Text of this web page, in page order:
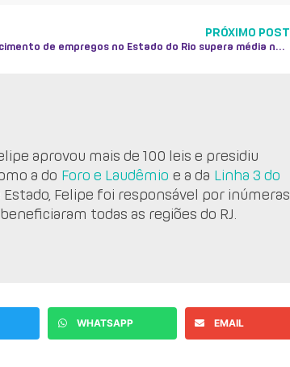
PRÓXIMO POST
Crescimento de empregos no Estado do Rio supera média nacional
aprovou mais de 100 leis e presidiu
a do Foro e Laudêmio e a da Linha 3 do
Estado, Felipe foi responsável por inúmeras
todas as regiões do RJ.
WHATSAPP EMAIL